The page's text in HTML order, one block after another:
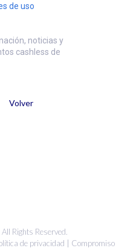
de uso
noticias y
cashless de
Volver
Rights Reserved.
de privacidad
Compromiso